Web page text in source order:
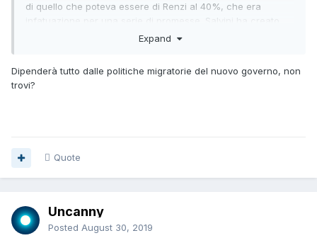
di quello che poteva essere di Renzi al 40%, che era
infatuazione per una serie di promesse. Salvini ha creato
una vera e propria connessione sentimentale con il suo
Ora ha perso un 5% circa di probabili ex-grillini ora tornati
all'ovile, potrebbe ancora calare ma dubito fortemente ci
Expand
Dipenderà tutto dalle politiche migratorie del nuovo governo, non
trovi?
Quote
Uncanny
Posted August 30, 2019